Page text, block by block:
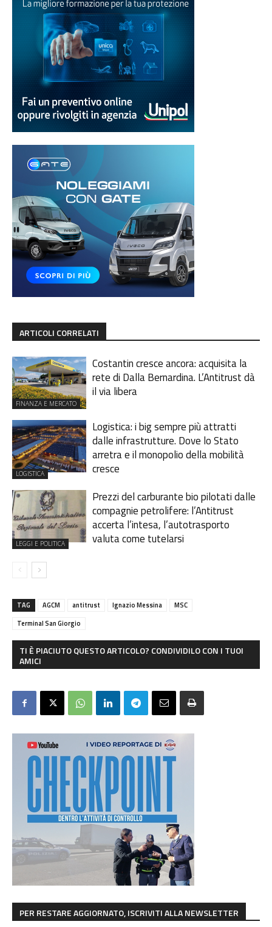
ARTICOLI CORRELATI
FINANZA E MERCATO
Costantin cresce ancora: acquisita la
rete di Dalla Bernardina. L’Antitrust dà
il via libera
LOGISTICA
Logistica: i big sempre più attratti
dalle infrastrutture. Dove lo Stato
arretra e il monopolio della mobilità
cresce
LEGGI E POLITICA
Prezzi del carburante bio pilotati dalle
compagnie petrolifere: l’Antitrust
accerta l’intesa, l’autotrasporto
valuta come tutelarsi
TAG AGCM antitrust Ignazio Messina
MSC
Terminal San Giorgio
TI È PIACIUTO QUESTO ARTICOLO? CONDIVIDILO CON I TUOI
AMICI
PER RESTARE AGGIORNATO, ISCRIVITI ALLA NEWSLETTER